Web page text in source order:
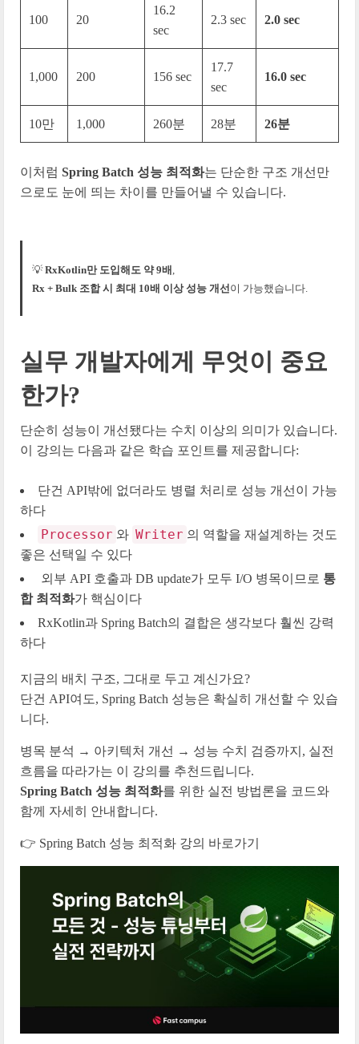
100 20
16.2
sec
2.3 sec 2.0 sec
1,000 200 156 sec
17.7
sec
16.0 sec
10만 1,000 260분 28분 26분
이처럼 Spring Batch 성능 최적화는 단순한 구조 개선만
으로도 눈에 띄는 차이를 만들어낼 수 있습니다.
💡RxKotlin만 도입해도 약 9배
Rx + Bulk 조합 시 최대 10배 이상 성능 개선이 가능했습니다.
실무 개발자에게 무엇이 중요
한가?
단순히 성능이 개선됐다는 수치 이상의 의미가 있습니다.
이 강의는 다음과 같은 학습 포인트를 제공합니다:
단건 API밖에 없더라도 병렬 처리로 성능 개선이 가능
하다
Processor 와 Writer 의 역할을 재설계하는 것도
좋은 선택일 수 있다
외부 API 호출과 DB update가 모두 I/O 병목이므로 통
합 최적화가 핵심이다
RxKotlin과 Spring Batch의 결합은 생각보다 훨씬 강력
하다
지금의 배치 구조, 그대로 두고 계신가요?
단건 API여도, Spring Batch 성능은 확실히 개선할 수 있습
니다.
병목 분석 → 아키텍처 개선 → 성능 수치 검증까지, 실전
흐름을 따라가는 이 강의를 추천드립니다.
Spring Batch 성능 최적화를 위한 실전 방법론을 코드와
함께 자세히 안내합니다.
👉 Spring Batch 성능 최적화 강의 바로가기